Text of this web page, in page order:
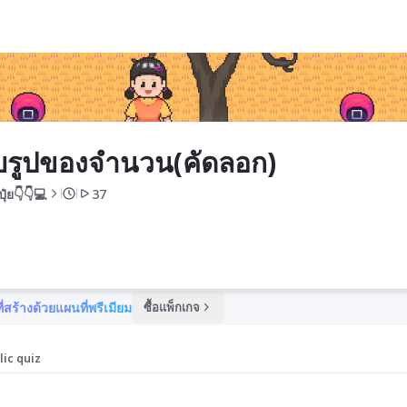
ปของจำนวน(คัดลอก)
ย👇👇💻 37
ร้างด้วยแผนที่พรีเมียม ซื้อแพ็กเกจ
quiz